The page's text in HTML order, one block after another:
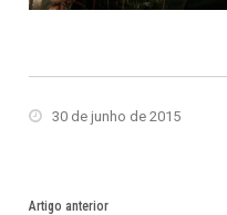
30 de junho de 2015
Artigo anterior